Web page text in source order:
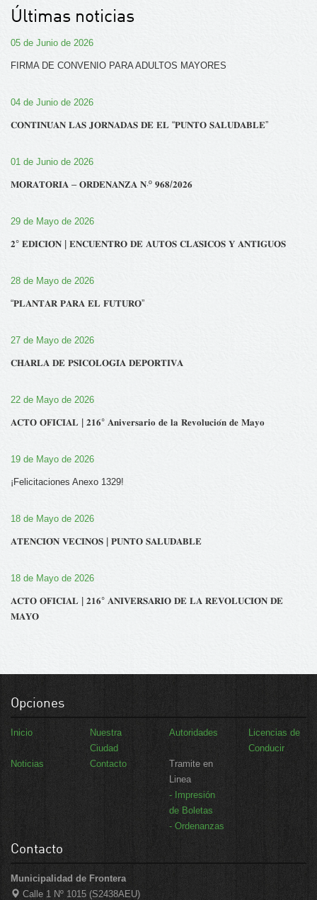
Últimas noticias
05 de Junio de 2026
FIRMA DE CONVENIO PARA ADULTOS MAYORES
04 de Junio de 2026
𝐂𝐎𝐍𝐓𝐈𝐍𝐔́𝐀𝐍 𝐋𝐀𝐒 𝐉𝐎𝐑𝐍𝐀𝐃𝐀𝐒 𝐃𝐄 𝐄𝐋 “𝐏𝐔𝐍𝐓𝐎 𝐒𝐀𝐋𝐔𝐃𝐀𝐁𝐋𝐄”
01 de Junio de 2026
𝐌𝐎𝐑𝐀𝐓𝐎𝐑𝐈𝐀 – 𝐎𝐑𝐃𝐄𝐍𝐀𝐍𝐙𝐀 𝐍‧º 𝟗𝟔𝟖/𝟐𝟎𝟐𝟔
29 de Mayo de 2026
𝟐° 𝐄𝐃𝐈𝐂𝐈𝐎́𝐍 | 𝐄𝐍𝐂𝐔𝐄𝐍𝐓𝐑𝐎 𝐃𝐄 𝐀𝐔𝐓𝐎𝐒 𝐂𝐋𝐀́𝐒𝐈𝐂𝐎𝐒 𝐘 𝐀𝐍𝐓𝐈𝐆𝐔𝐎𝐒
28 de Mayo de 2026
“𝐏𝐋𝐀𝐍𝐓𝐀𝐑 𝐏𝐀𝐑𝐀 𝐄𝐋 𝐅𝐔𝐓𝐔𝐑𝐎”
27 de Mayo de 2026
𝐂𝐇𝐀𝐑𝐋𝐀 𝐃𝐄 𝐏𝐒𝐈𝐂𝐎𝐋𝐎𝐆𝐈́𝐀 𝐃𝐄𝐏𝐎𝐑𝐓𝐈𝐕𝐀
22 de Mayo de 2026
𝐀𝐂𝐓𝐎 𝐎𝐅𝐈𝐂𝐈𝐀𝐋 | 𝟐𝟏𝟔° 𝐀𝐧𝐢𝐯𝐞𝐫𝐬𝐚𝐫𝐢𝐨 𝐝𝐞 𝐥𝐚 𝐑𝐞𝐯𝐨𝐥𝐮𝐜𝐢𝐨́𝐧 𝐝𝐞 𝐌𝐚𝐲𝐨
19 de Mayo de 2026
¡Felicitaciones Anexo 1329!
18 de Mayo de 2026
𝐀𝐓𝐄𝐍𝐂𝐈𝐎́𝐍 𝐕𝐄𝐂𝐈𝐍𝐎𝐒 | 𝐏𝐔𝐍𝐓𝐎 𝐒𝐀𝐋𝐔𝐃𝐀𝐁𝐋𝐄
18 de Mayo de 2026
𝐀𝐂𝐓𝐎 𝐎𝐅𝐈𝐂𝐈𝐀𝐋 | 𝟐𝟏𝟔° 𝐀𝐍𝐈𝐕𝐄𝐑𝐒𝐀𝐑𝐈𝐎 𝐃𝐄 𝐋𝐀 𝐑𝐄𝐕𝐎𝐋𝐔𝐂𝐈𝐎́𝐍 𝐃𝐄
𝐌𝐀𝐘𝐎
Opciones
Inicio
Nuestra
Ciudad
Autoridades
Licencias de
Conducir
Noticias
Contacto
Tramite en
Linea
- Impresión
de Boletas
- Ordenanzas
Contacto
Municipalidad de Frontera
Calle 1 Nº 1015 (S2438AEU)